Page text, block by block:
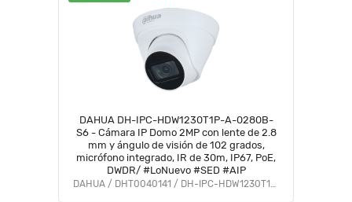
DAHUA DH-IPC-HDW1230T1P-A-0280B-
S6 - Cámara IP Domo 2MP con lente de 2.8
mm y ángulo de visión de 102 grados,
micrófono integrado, IR de 30m, IP67, PoE,
DWDR/ #LoNuevo #SED #AIP
DAHUA / DHT0040141 / DH-IPC-HDW1230T1P-A-0280B-S6